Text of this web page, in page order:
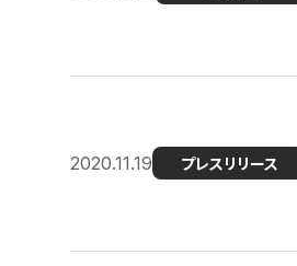
2020.11.19 プレスリリース